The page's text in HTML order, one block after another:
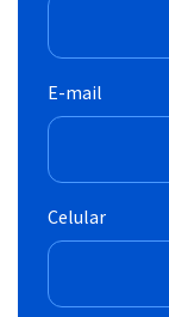
E-mail
Celular